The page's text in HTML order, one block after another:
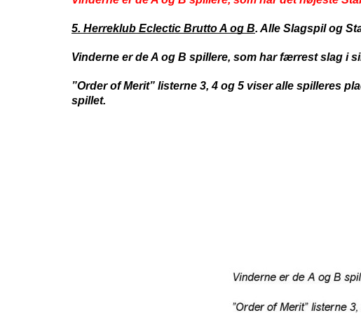
5. Herreklub Eclectic Brutto A og B. Alle Slagspil og
Vinderne er de A og B spillere, som har færrest slag i
”Order of Merit” listerne 3, 4 og 5 viser alle spilleres
spillet.